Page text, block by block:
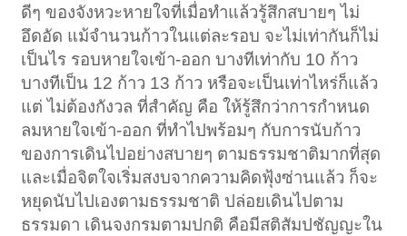
ดีๆ ของจังหวะหายใจที่เมื่อทำแล้วรู้สึกสบายๆ ไม่
อึดอัด แม้จำนวนก้าวในแต่ละรอบ จะไม่เท่ากันก็ไม่
เป็นไร รอบหายใจเข้า-ออก บางทีเท่ากับ 10 ก้าว
บางทีเป็น 12 ก้าว 13 ก้าว หรือจะเป็นเท่าไหร่ก็แล้ว
แต่ ไม่ต้องกังวล ที่สำคัญ คือ ให้รู้สึกว่าการกำหนด
ลมหายใจเข้า-ออก ที่ทำไปพร้อมๆ กับการนับก้าว
ของการเดินไปอย่างสบายๆ ตามธรรมชาติมากที่สุด
และเมื่อจิตใจเริ่มสงบจากความคิดฟุ้งซ่านแล้ว ก็จะ
หยุดนับไปเองตามธรรมชาติ ปล่อยเดินไปตาม
ธรรมดา เดินจงกรมตามปกติ คือมีสติสัมปชัญญะใน